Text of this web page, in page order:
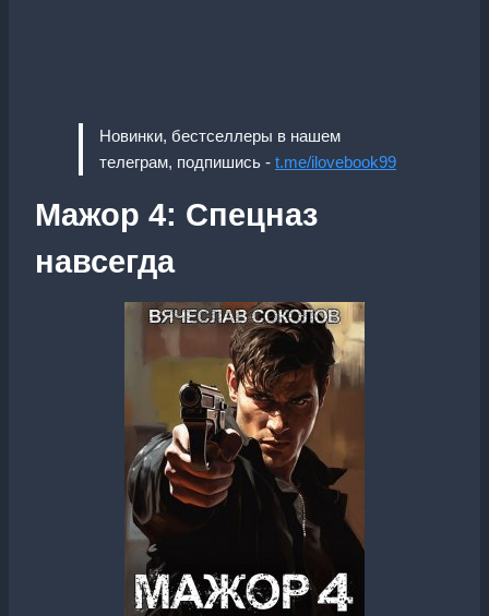
Новинки, бестселлеры в нашем
телеграм, подпишись - t.me/ilovebook99
Мажор 4: Спецназ
навсегда